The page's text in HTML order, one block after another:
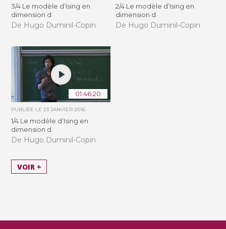
3/4 Le modèle d’Ising en
dimension d
De Hugo Duminil-Copin
2/4 Le modèle d’Ising en
dimension d
De Hugo Duminil-Copin
01:46:20
PUBLIÉE LE23 JANVIER 2016
1/4 Le modèle d’Ising en
dimension d
De Hugo Duminil-Copin
VOIR +